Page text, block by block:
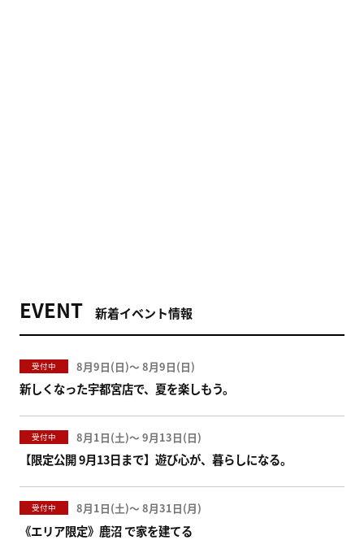
EVENT 新着イベント情報
受付中 8月9日( )〜 8月9日( )
新しくなった宇都宮店で、夏を楽しもう。
受付中 8月1日( )〜 9月13日( )
【限定公開 9月13日まで】遊び心が、暮らしになる。
受付中 8月1日( )〜 8月31日( )
《エリア限定》鹿沼 で家を建てる